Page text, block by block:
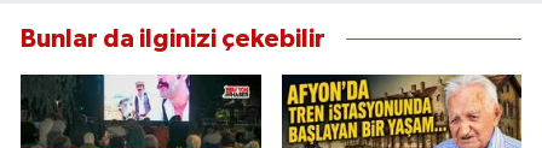
Bunlar da ilginizi çekebilir